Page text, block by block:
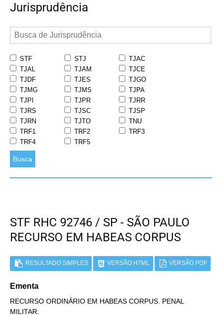
Jurisprudência
STF STJ
TJAC
TJAL
TJAM
TJCE
TJDF
TJES
TJGO
TJMG
TJMS
TJPA
TJPI
TJPR
TJRR
TJRS
TJSC
TJSP
TJRN
TJTO
TNU
TRF1
TRF2
TRF3
TRF4
TRF5
Busca
STF RHC 92746 / SP - SÃO PAULO
RECURSO EM HABEAS CORPUS
RESULTADO SIMPLES VERSÃO HTML VERSÃO PDF
Ementa
RECURSO ORDINÁRIO EM HABEAS CORPUS. PENAL
MILITAR.